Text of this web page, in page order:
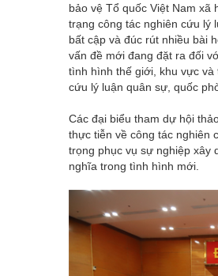
bảo vệ Tổ quốc Việt Nam
trạng công tác nghiên cứu lý
bất cập và đúc rút nhiều bài
vấn đề mới đang đặt ra đối
tình hình thế giới, khu vực
cứu lý luận quân sự, quốc
Các đại biểu tham dự hội
thực tiễn về công tác nghiên
trọng phục vụ sự nghiệp xây
nghĩa trong tình hình mới.